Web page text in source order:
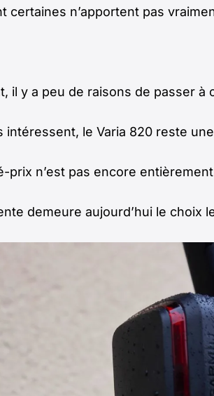
n’apportent pas
il y a peu de raisons de passer à
le Varia 820 reste
n’est pas encore
demeure aujourd’hui le choix